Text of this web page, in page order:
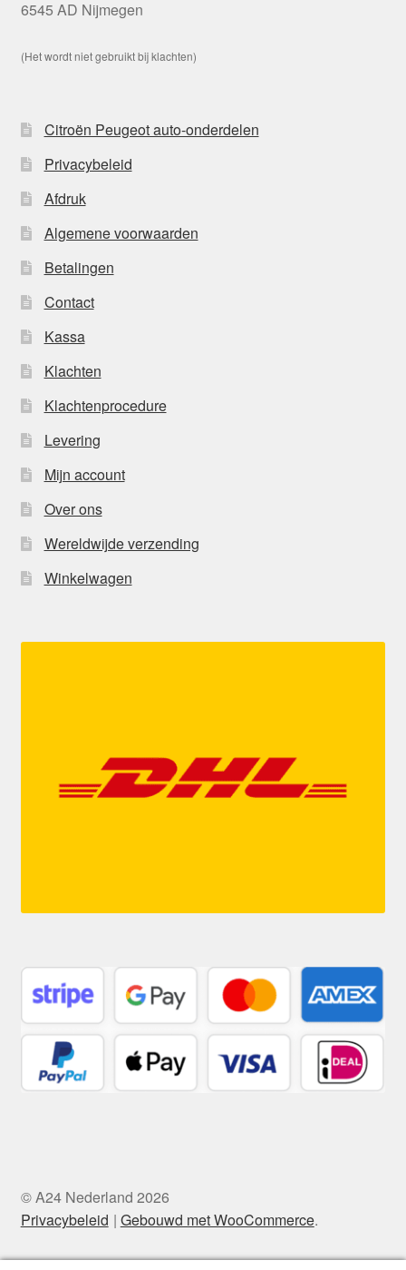
6545 AD Nijmegen
(Het wordt niet gebruikt bij klachten)
Citroën Peugeot auto-onderdelen
Privacybeleid
Afdruk
Algemene voorwaarden
Betalingen
Contact
Kassa
Klachten
Klachtenprocedure
Levering
Mijn account
Over ons
Wereldwijde verzending
Winkelwagen
© A24 Nederland 2026
Privacybeleid
Gebouwd met WooCommerce.